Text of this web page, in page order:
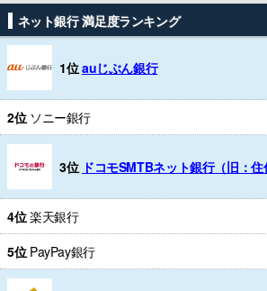
ネット銀行 満足度ランキング
1位auじぶん銀行
2位 ソニー銀行
3位 ドコモSMTBネット銀行（旧：住
4位楽天銀行
5位 PayPay銀行